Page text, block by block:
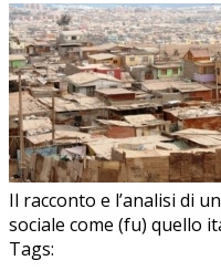
Il racconto e l’analisi di
sociale come (fu) quello
Tags: